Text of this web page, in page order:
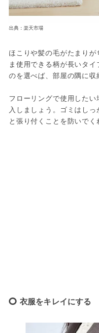
出典：楽天市場
ほこりや髪の毛がたまり
ま使用できる柄が長いタ
のを選べば、部屋の隅に収
フローリングで使用した
入しましょう。ゴミはし
と張り付くことを防いでく
衣服をキレイにする